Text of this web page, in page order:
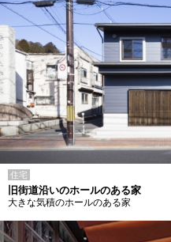
住宅
旧街道沿いのホールのある家
大きな気積のホールのある家